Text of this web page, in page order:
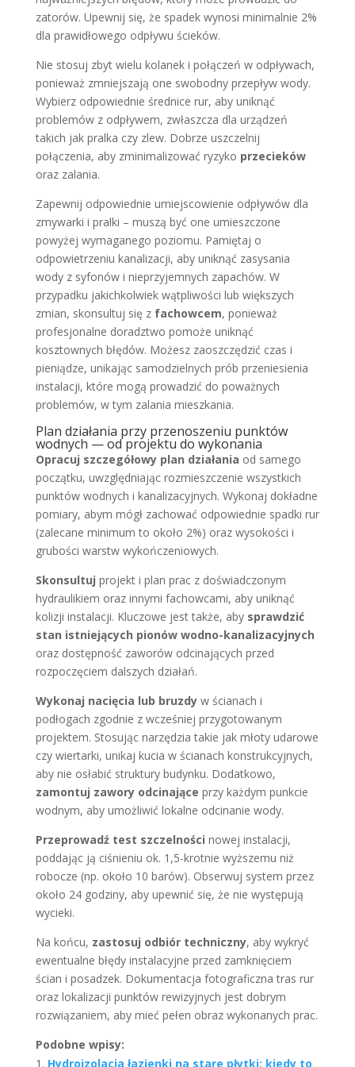
zatorów. Upewnij się, że spadek wynosi minimalnie 2%
dla prawidłowego odpływu ścieków.
Nie stosuj zbyt wielu kolanek i połączeń w odpływach,
ponieważ zmniejszają one swobodny przepływ wody.
Wybierz odpowiednie średnice rur, aby uniknąć
problemów z odpływem, zwłaszcza dla urządzeń
takich jak pralka czy zlew. Dobrze uszczelnij
połączenia, aby zminimalizować ryzyko przecieków
oraz zalania.
Zapewnij odpowiednie umiejscowienie odpływów dla
zmywarki i pralki – muszą być one umieszczone
powyżej wymaganego poziomu. Pamiętaj o
odpowietrzeniu kanalizacji, aby uniknąć zasysania
wody z syfonów i nieprzyjemnych zapachów. W
przypadku jakichkolwiek wątpliwości lub większych
zmian, skonsultuj się z fachowcem, ponieważ
profesjonalne doradztwo pomoże uniknąć
kosztownych błędów. Możesz zaoszczędzić czas i
pieniądze, unikając samodzielnych prób przeniesienia
instalacji, które mogą prowadzić do poważnych
problemów, w tym zalania mieszkania.
Plan działania przy przenoszeniu punktów
wodnych — od projektu do wykonania
Opracuj szczegółowy plan działania od samego
początku, uwzględniając rozmieszczenie wszystkich
punktów wodnych i kanalizacyjnych. Wykonaj dokładne
pomiary, abym mógł zachować odpowiednie spadki rur
(zalecane minimum to około 2%) oraz wysokości i
grubości warstw wykończeniowych.
Skonsultuj projekt i plan prac z doświadczonym
hydraulikiem oraz innymi fachowcami, aby uniknąć
kolizji instalacji. Kluczowe jest także, aby sprawdzić
stan istniejących pionów wodno-kanalizacyjnych
oraz dostępność zaworów odcinających przed
rozpoczęciem dalszych działań.
Wykonaj nacięcia lub bruzdyw ścianach i
podłogach zgodnie z wcześniej przygotowanym
projektem. Stosując narzędzia takie jak młoty udarowe
czy wiertarki, unikaj kucia w ścianach konstrukcyjnych,
aby nie osłabić struktury budynku. Dodatkowo,
zamontuj zawory odcinające przy każdym punkcie
wodnym, aby umożliwić lokalne odcinanie wody.
Przeprowadź test szczelności nowej instalacji,
poddając ją ciśnieniu ok. 1,5-krotnie wyższemu niż
robocze (np. około 10 barów). Obserwuj system przez
około 24 godziny, aby upewnić się, że nie występują
wycieki.
Na końcu, zastosuj odbiór techniczny, aby wykryć
ewentualne błędy instalacyjne przed zamknięciem
ścian i posadzek. Dokumentacja fotograficzna tras rur
oraz lokalizacji punktów rewizyjnych jest dobrym
rozwiązaniem, aby mieć pełen obraz wykonanych prac.
Podobne wpisy:
Hydroizolacja łazienki na stare płytki: kiedy to